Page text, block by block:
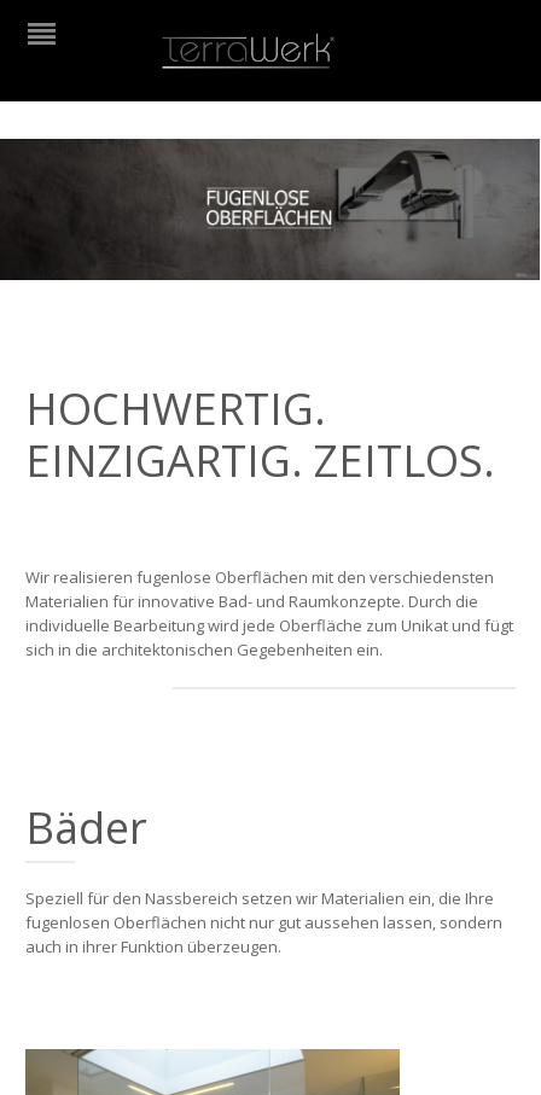
HOCHWERTIG.
EINZIGARTIG. ZEITLOS.
Wir realisieren fugenlose Oberflächen mit den verschiedensten
Materialien für innovative Bad- und Raumkonzepte. Durch die
individuelle Bearbeitung wird jede Oberfläche zum Unikat und fügt
sich in die architektonischen Gegebenheiten ein.
Bäder
Speziell für den Nassbereich setzen wir Materialien ein, die Ihre
fugenlosen Oberflächen nicht nur gut aussehen lassen, sondern
auch in ihrer Funktion überzeugen.